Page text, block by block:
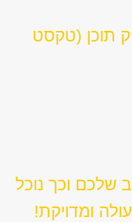
תוכן (טקסט
שלכם וכך נוכל
ומדויקת!